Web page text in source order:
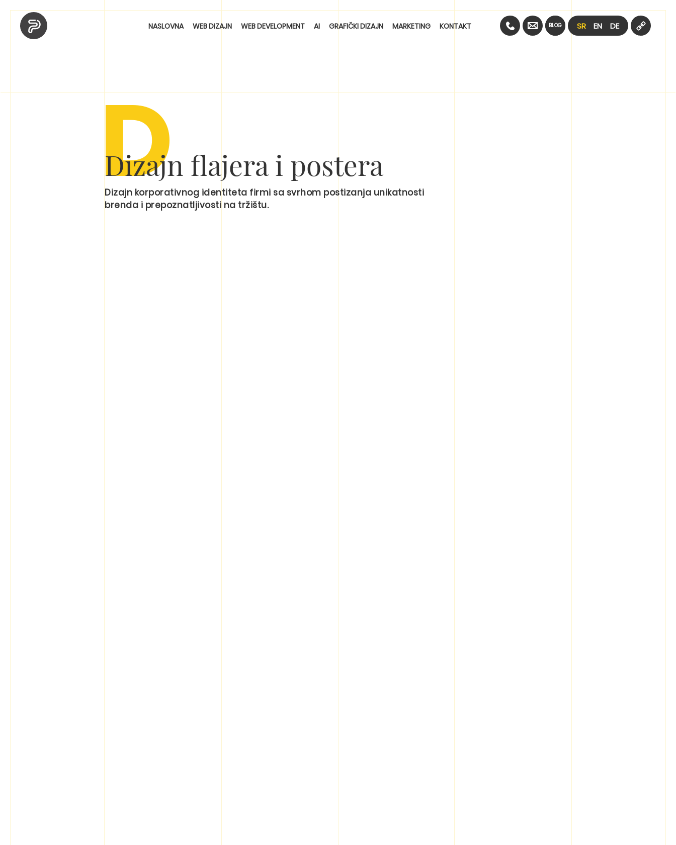
NASLOVNA WEB DIZAJN WEB DEVELOPMENT AI GRAFIČKI DIZAJN MARKETING KONTAKT BLOG SR EN DE
D
Dizajn flajera i postera
Dizajn korporativnog identiteta firmi sa svrhom postizanja unikatnosti
brenda i prepoznatljivosti na tržištu.